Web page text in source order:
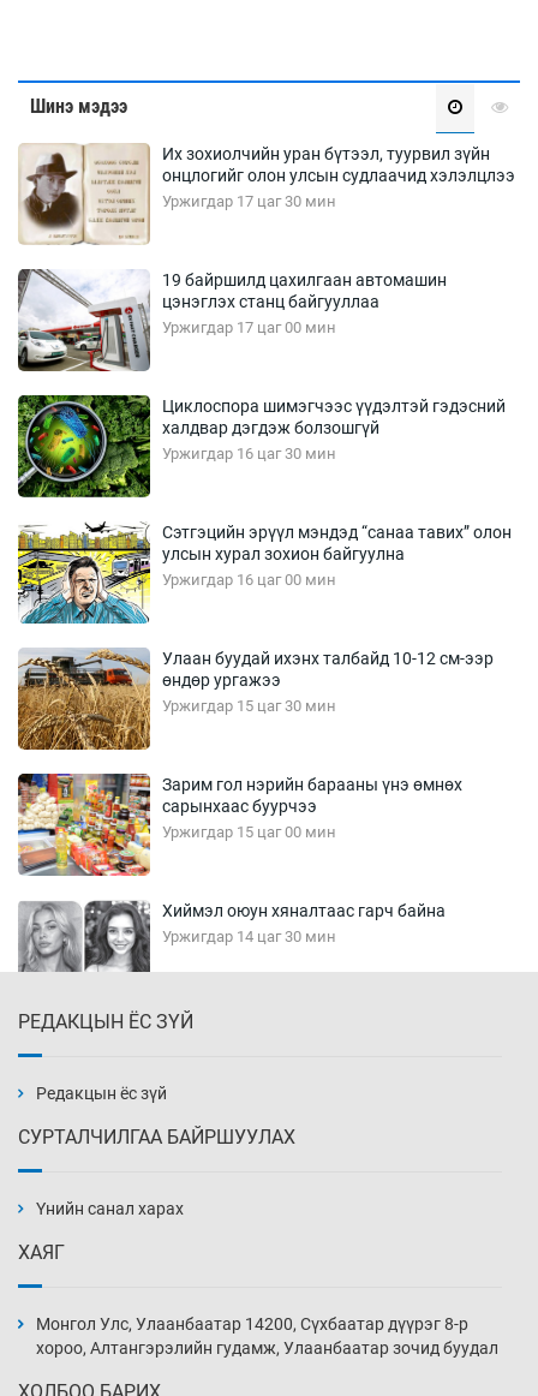
Шинэ мэдээ
Их зохиолчийн уран бүтээл, туурвил зүйн
онцлогийг олон улсын судлаачид хэлэлцлээ
Уржигдар 17 цаг 30 мин
19 байршилд цахилгаан автомашин
цэнэглэх станц байгууллаа
Уржигдар 17 цаг 00 мин
Циклоспора шимэгчээс үүдэлтэй гэдэсний
халдвар дэгдэж болзошгүй
Уржигдар 16 цаг 30 мин
Сэтгэцийн эрүүл мэндэд “санаа тавих” олон
улсын хурал зохион байгуулна
Уржигдар 16 цаг 00 мин
Улаан буудай ихэнх талбайд 10-12 см-ээр
өндөр ургажээ
Уржигдар 15 цаг 30 мин
Зарим гол нэрийн барааны үнэ өмнөх
сарынхаас буурчээ
Уржигдар 15 цаг 00 мин
Хиймэл оюун хяналтаас гарч байна
Уржигдар 14 цаг 30 мин
Уржигдар 14 цаг 00 мин
нэмэгджээ
Уржигдар 13 цаг 30 мин
РЕДАКЦЫН ЁС ЗҮЙ
Редакцын ёс зүй
СУРТАЛЧИЛГАА БАЙРШУУЛАХ
Үнийн санал харах
ХАЯГ
Монгол Улс, Улаанбаатар 14200, Сүхбаатар дүүрэг 8-р
хороо, Алтангэрэлийн гудамж, Улаанбаатар зочид буудал